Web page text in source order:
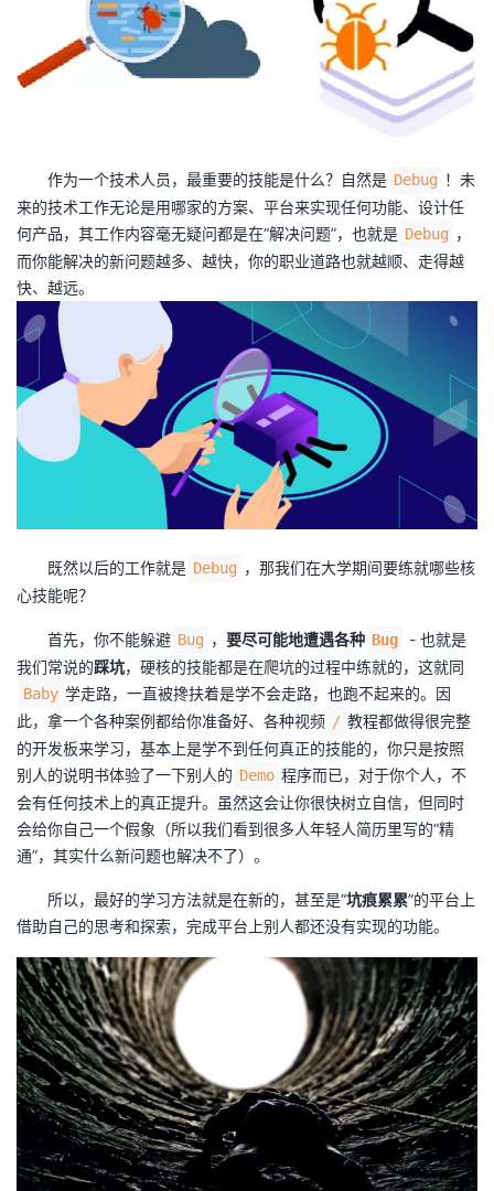
子
直
的
我
注
开
发
者
学
课
程
的
认
证
我
的
实
验
我
的
收
藏
的
Programs
我
的
支
持
术
支
持
云
声
建
议
作为一个技术人员，最重要的技能是什么？自然是 Debug ！未
来的技术工作无论是用哪家的方案、平台来实现任何功能、设计任
何产品，其工作内容毫无疑问都是在“解决问题”，也就是 Debug ，
而你能解决的新问题越多、越快，你的职业道路也就越顺、走得越
快、越远。
既然以后的工作就是 Debug ，那我们在大学期间要练就哪些核
心技能呢？
首先，你不能躲避 Bug ， 要尽可能地遭遇各种 Bug
- 也就是
我们常说的踩坑，硬核的技能都是在爬坑的过程中练就的，这就同
Baby 学走路，一直被搀扶着是学不会走路，也跑不起来的。因
此，拿一个各种案例都给你准备好、各种视频 / 教程都做得很完整
的开发板来学习，基本上是学不到任何真正的技能的，你只是按照
别人的说明书体验了一下别人的 Demo 程序而已，对于你个人，不
会有任何技术上的真正提升。虽然这会让你很快树立自信，但同时
会给你自己一个假象（所以我们看到很多人年轻人简历里写的“精
通”，其实什么新问题也解决不了）。
所以，最好的学习方法就是在新的，甚至是“坑痕累累”的平台上
借助自己的思考和探索，完成平台上别人都还没有实现的功能。